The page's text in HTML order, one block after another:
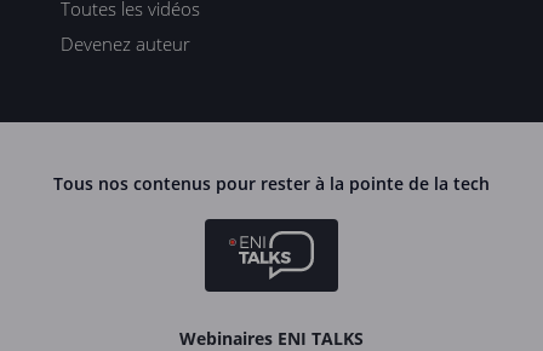
Toutes les vidéos
Devenez auteur
Tous nos contenus pour rester à la pointe de la tech
Webinaires ENI TALKS